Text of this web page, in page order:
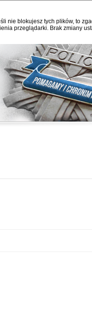
nie blokujesz tych plików, to
przeglądarki. Brak zmiany